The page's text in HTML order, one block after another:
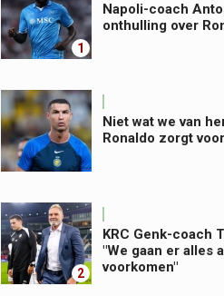
1
Napoli-coach
onthulling over
Niet wat we van
Ronaldo zorgt
2
KRC Genk-coach
"We gaan er alles
voorkomen"